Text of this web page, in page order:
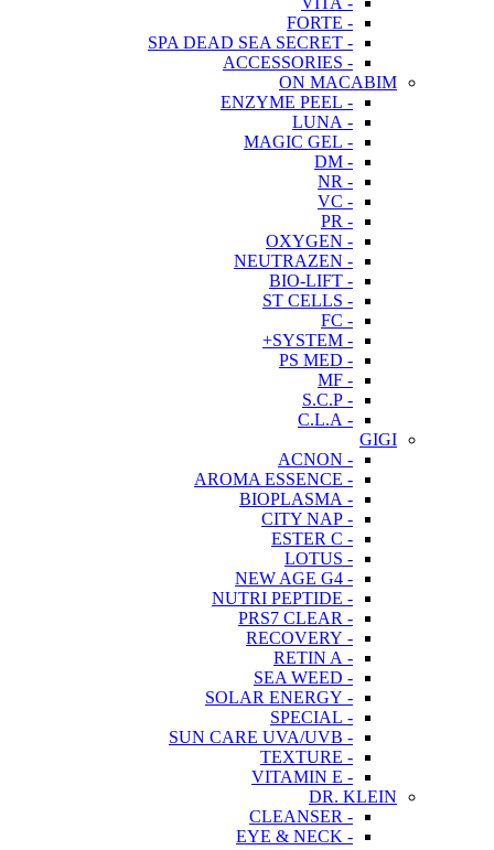
- FORTE
- SPA DEAD SEA SECRET
- ACCESSORIES
ON MACABIM
- ENZYME PEEL
- LUNA
- MAGIC GEL
- DM
- NR
- VC
- PR
- OXYGEN
- NEUTRAZEN
- BIO-LIFT
- ST CELLS
- FC
- SYSTEM+
- PS MED
- MF
- S.C.P
- C.L.A
GIGI
- ACNON
- AROMA ESSENCE
- BIOPLASMA
- CITY NAP
- ESTER C
- LOTUS
- NEW AGE G4
- NUTRI PEPTIDE
- PRS7 CLEAR
- RECOVERY
- RETIN A
- SEA WEED
- SOLAR ENERGY
- SPECIAL
- SUN CARE UVA/UVB
- TEXTURE
- VITAMIN E
DR. KLEIN
- CLEANSER
- EYE & NECK